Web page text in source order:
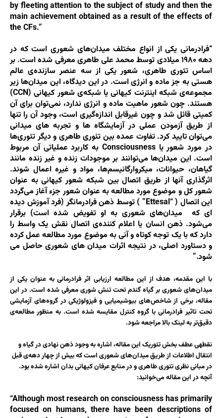
by fleeting attention to the subject of study and then the
main achievement obtained as a result of the effects of
the CFs.”
“فرادرمانی یکی از انواع مختلف میدان‌های شعوری است که در
دهه ۱۹۸۰ میلادی توسط محمد علی طاهری معرفی شده است. بر
اساس تئوری طاهری، شعور یکی از سه عنصر سازنده‌ی عالم
هستی به جز ماده و انرژی است. در این دیدگاه، این میدان‌ها زیر
مجموعه‌ی شبکه اینترنت کیهانی یا شبکه‌ی شعور کیهانی (CCN)
هستند. چون شعور ماهیت ماده و انرژی ندارد، نمی‌توان برای آن
کمیتی قائل شد و چون غیرقابل اندازه‌گیری است، وجود آن را تنها
از طریق آزمودن عملی در آزمایشگاه ها و تجربه های میدانی
می‌توان تایید کرد. تفاوت عمده بین تئوری طاهری و دیگر تئوری‌ها
در مورد شعور یا Consciousness به کاربرد عملیاتی آن مربوط
است. این میدان‌ها می‌توانند بر موجودات زنده و غیر زنده مانند
گیاهان، حیوانات، میکروارگانیسم‌ها، مواد و غیره اعمال شوند.
اثرگذاری آنها از طریق اتصال بین شبکه شعور کیهانی به عنوان
شعور کل و موضوع مورد مطالعه به عنوان شعور جزء آغاز می‌گردد
این اتصال ( “Ettesal” ) توسط ذهن فرادرمانگر (فرد آموزش دیده
ای که میدان‌های شعوری به او تفویض شده است) برقرار
می‌شود. ذهن انسان یا اعلام کننده‌ی اتصال نقش یک واسط را
دارد که با یک توجه کوتاه و آنی به موضوع مورد مطالعه عمل کرده
و دستاورد اصلی، در نتیجه اثرات میدان های شعوری حاصل می
شود.”
با این مقدمه، هدف از این مطالعه ارزیابی اثر فرادرمانی به عنوان یکی از
میدان‌های شعوری بر گیاه گندم تحت تنش شوری معرفی شده است. در این
مقاله، برخی از شاخص‌های بیوشیمیایی و فیزولوژیکی در گروه‌های آزمایشی
تحت تاثیر فرادرمانی با گروه کنترل مقایسه شده است. به منظور مطالعه‌ی
دقیق‌تر به لینک بالا مراجعه شود.
نقطه­ی عطف بخش تئوریک این مقاله، اشاره به وجود ذهن نهادی در گیاه و
انتقال اطلاعات از طریق میدان‌های شعوری است که بیش از چهار دهه‌ی قبل
در مبانی نظری تئوری طاهری و در منابع عرفان کیهانی بدان اشاره شده بود.
آنچه در این مقاله می‌خوانید:
“Although most research on consciousness has primarily
focused on humans, there have been descriptions of